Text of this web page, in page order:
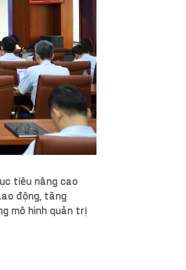
tiêu nâng cao
động, tăng
mô hình quản trị